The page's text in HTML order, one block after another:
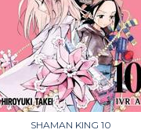
SHAMAN KING 10